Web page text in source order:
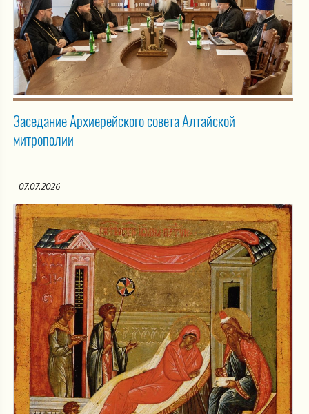
Заседание Архиерейского совета Алтайской
митрополии
07.07.2026